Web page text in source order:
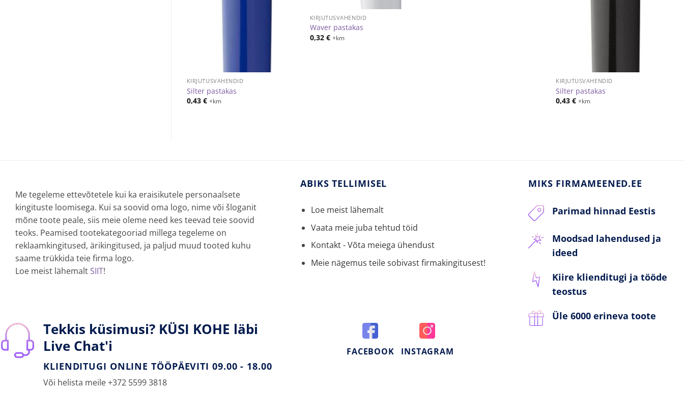
KIRJUTUSVAHENDID
Silter pastakas
0,43 € +km
KIRJUTUSVAHENDID
Waver pastakas
0,32 € +km
KIRJUTUSVAHENDID
Silter pastakas
0,43€ +km
Me tegeleme ettevõtetele kui ka eraisikutele personaalsete
kingituste loomisega. Kui sa soovid oma logo, nime või šloganit
mõne toote peale, siis meie oleme need kes teevad teie soovid
teoks. Peamised tootekategooriad millega tegeleme on
reklaamkingitused, ärikingitused, ja paljud muud tooted kuhu
saame trükkida teie firma logo.
Loe meist lähemalt SIIT!
ABIKS TELLIMISEL
Loe meist lähemalt
Vaata meie juba tehtud töid
Kontakt - Võta meiega ühendust
Meie nägemus teile sobivast firmakingitusest!
MIKS FIRMAMEENED.EE
Parimad hinnad Eestis
Moodsad lahendused ja
ideed
Kiire klienditugi ja tööde
teostus
Üle 6000 erineva toote
Tekkis küsimusi? KÜSI KOHE läbi
Live Chat'i
KLIENDITUGI ONLINE TÖÖPÄEVITI 09.00 - 18.00
Või helista meile +372 5599 3818
FACEBOOK INSTAGRAM